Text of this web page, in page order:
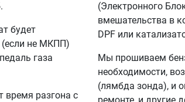
будет
(если не МКПП)
газа
время разгона с
(Электронного
вмешательства в
DPF или
Мы прошиваем
необходимости,
(лямбда зонда), и